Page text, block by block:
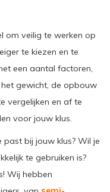
om veilig te werken op
te kiezen en te
een aantal factoren,
gewicht, de opbouw
vergelijken en af te
voor jouw klus.
bij jouw klus? Wil je
te gebruiken is?
Wij hebben